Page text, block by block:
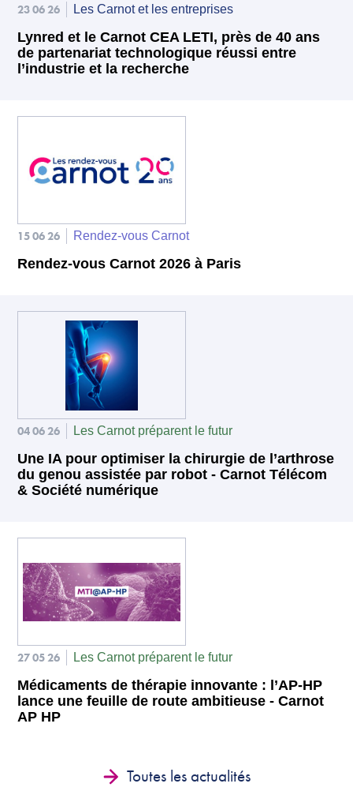
23 06 26 Les Carnot et les entreprises
Lynred et le Carnot CEA LETI, près de 40 ans
de partenariat technologique réussi entre
l’industrie et la recherche
15 06 26 Rendez-vous Carnot
Rendez-vous Carnot 2026 à Paris
04 06 26 Les Carnot préparent le futur
Une IA pour optimiser la chirurgie de l’arthrose
du genou assistée par robot - Carnot Télécom
& Société numérique
27 05 26 Les Carnot préparent le futur
Médicaments de thérapie innovante : l’AP-HP
lance une feuille de route ambitieuse - Carnot
AP HP
Toutes les actualités